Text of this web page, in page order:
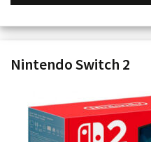
Nintendo Switch 2